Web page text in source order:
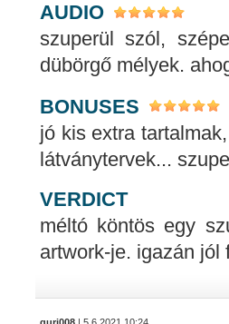
AUDIO
szuperül szól,
dübörgő mélyek.
BONUSES
jó kis extra
látványtervek...
VERDICT
méltó köntös egy
artwork-je. igazán jól